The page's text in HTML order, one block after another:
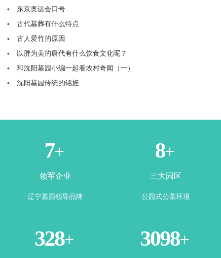
东京奥运会口号
古代墓葬有什么特点
古人爱竹的原因
以胖为美的唐代有什么饮食文化呢？
和沈阳墓园小编一起看农村奇闻（一）
沈阳墓园传统的铭旌
2+
领军企业
辽宁墓园领导品牌
4+
三大园区
公园式公墓环境
360+ 3443+